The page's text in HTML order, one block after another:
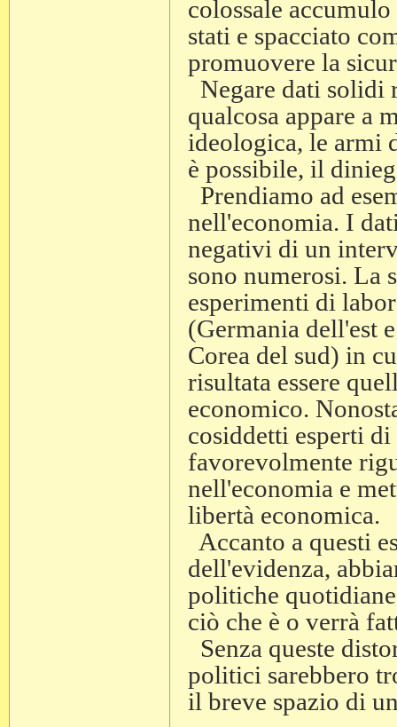
colossale
stati e spacciato
promuovere la
Negare dati solidi
qualcosa appare a
ideologica, le armi
è possibile, il
Prendiamo ad
nell'economia. I
negativi di un
sono numerosi. La
esperimenti di
(Germania dell'est
Corea del sud) in
risultata essere
economico.
cosiddetti esperti
favorevolmente
nell'economia e
libertà economica.
Accanto a questi
dell'evidenza,
politiche
ciò che è o verrà
Senza queste
politici sarebbero
il breve spazio di